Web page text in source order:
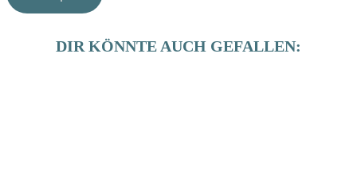
DIR KÖNNTE AUCH GEFALLEN: